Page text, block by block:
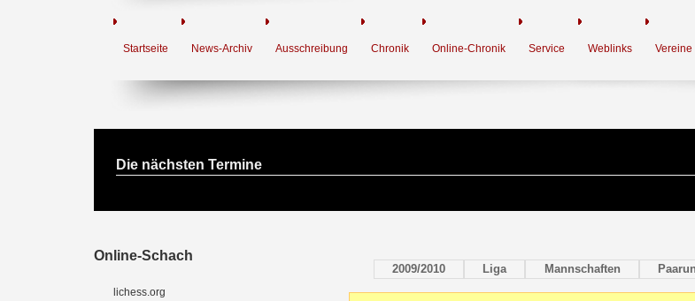
Startseite News-Archiv Ausschreibung Chronik Online-Chronik Service Weblinks Vereine
Die nächsten Termine
Online-Schach
lichess.org
2009/2010 Liga Mannschaften